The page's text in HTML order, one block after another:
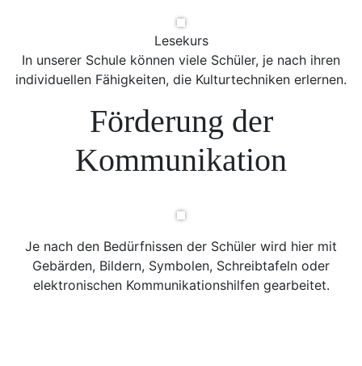
Lesekurs
In unserer Schule können viele Schüler, je nach ihren
individuellen Fähigkeiten, die Kulturtechniken erlernen.
Förderung der
Kommunikation
Je nach den Bedürfnissen der Schüler wird hier mit
Gebärden, Bildern, Symbolen, Schreibtafeln oder
elektronischen Kommunikationshilfen gearbeitet.